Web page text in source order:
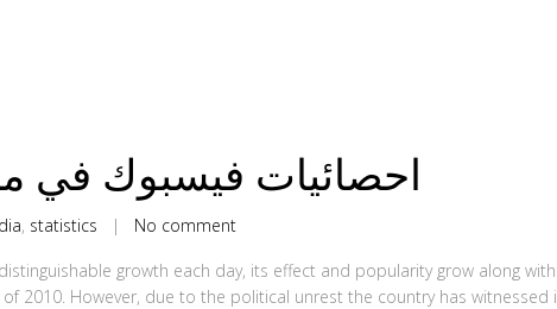
احصائيات فيسبوك في
, statistics | No comment
growth each day, its effect and popularity grow along
2010. However, due to the political unrest the country has witnessed